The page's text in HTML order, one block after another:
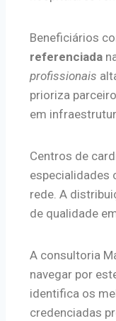
Beneficiários
referenciada
profissionais
prioriza
em
Centros de
especialidades
rede. A
de qualidade
A consultoria
navegar por
identifica os
credenciadas